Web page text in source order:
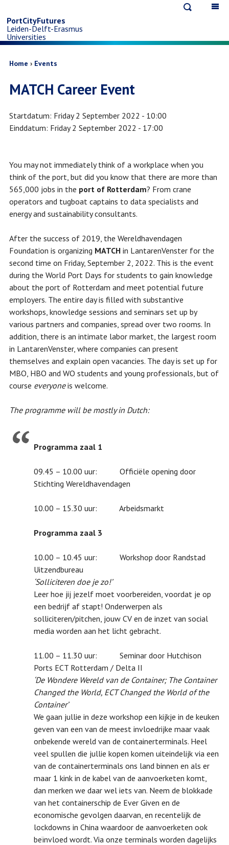
to
main
content
PortCityFutures
Leiden-Delft-Erasmus
Universities
Breadcrumb
Home Events
MATCH Career Event
Startdatum Friday 2 September 2022 - 10:00
Einddatum Friday 2 September 2022 - 17:00
You may not immediately think of a workplace when you
think of the port, but did you know that there are more than
565,000 jobs in the port of Rotterdam? From crane
operators and tugboat captains to data specialists and
energy and sustainability consultants.
After the success of 2019, the Wereldhavendagen
Foundation is organizing MATCH in LantarenVenster for the
second time on Friday, September 2, 2022. This is the event
during the World Port Days for students to gain knowledge
about the port of Rotterdam and meet potential future
employers. The entire day is filled with substantive
workshops, knowledge sessions and seminars set up by
various partners and companies, spread over two rooms. In
addition, there is an intimate labor market, the largest room
in LantarenVenster, where companies can present
themselves and explain open vacancies. The day is set up for
MBO, HBO and WO students and young professionals, but of
course everyoneis welcome.
The programme will be mostly in Dutch:
Programma zaal 1
09.45 – 10.00 uur: Officiële opening door
Stichting Wereldhavendagen
10.00 – 15.30 uur: Arbeidsmarkt
Programma zaal 3
10.00 – 10.45 uur: Workshop door Randstad
Uitzendbureau
‘Solliciteren doe je zo!’
Leer hoe jij jezelf moet voorbereiden, voordat je op
een bedrijf af stapt! Onderwerpen als
solliciteren/pitchen, jouw CV en de inzet van social
media worden aan het licht gebracht.
11.00 – 11.30 uur: Seminar door Hutchison
Ports ECT Rotterdam / Delta II
‘De Wondere Wereld van de Container; The Container
Changed the World, ECT Changed the World of the
Container’
We gaan jullie in deze workshop een kijkje in de keuken
geven van een van de meest invloedrijke maar vaak
onbekende wereld van de containerterminals. Heel
veel spullen die jullie kopen komen uiteindelijk via een
van de containerterminals ons land binnen en als er
maar 1 kink in de kabel van de aanvoerketen komt,
dan merken we daar wel iets van. Neem de blokkade
van het containerschip de Ever Given en de
economische gevolgen daarvan, en recentelijk de
lockdowns in China waardoor de aanvoerketen ook
beïnvloed wordt. Via onze terminals worden dagelijks